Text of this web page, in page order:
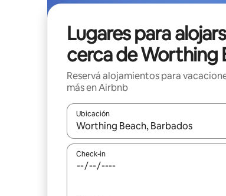
Lugares para
cerca de Worthing
Reservá alojamientos para
más en Airbnb
Ubicación
Cuando los resultados estén
Check-in